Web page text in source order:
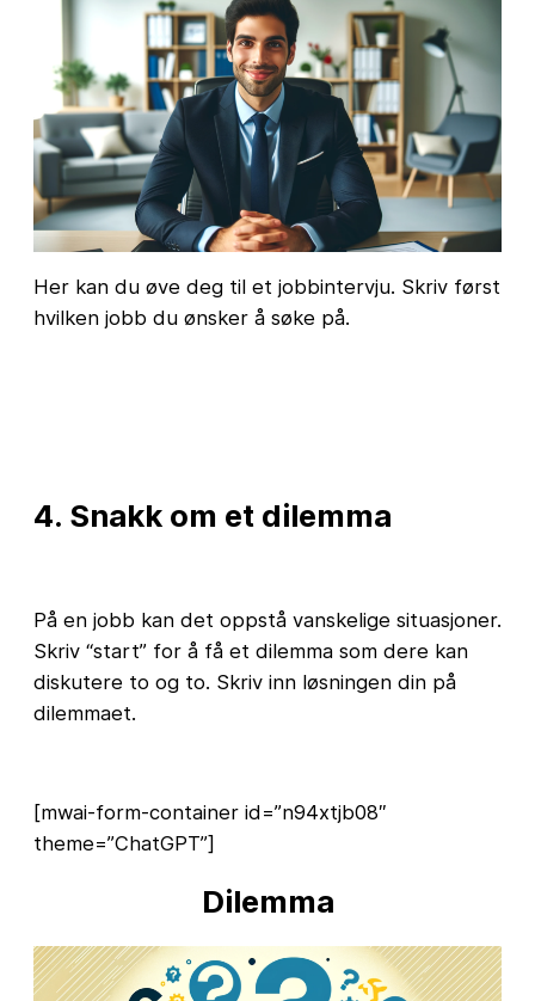
Her kan du øve deg til et jobbintervju. Skriv først
hvilken jobb du ønsker å søke på.
4. Snakk om et dilemma
På en jobb kan det oppstå vanskelige situasjoner.
Skriv “start” for å få et dilemma som dere kan
diskutere to og to. Skriv inn løsningen din på
dilemmaet.
[mwai-form-container id=”n94xtjb08″
theme=”ChatGPT”]
Dilemma